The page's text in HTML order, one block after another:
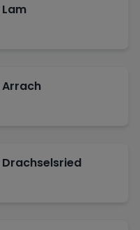
Lam
Arrach
Drachselsried